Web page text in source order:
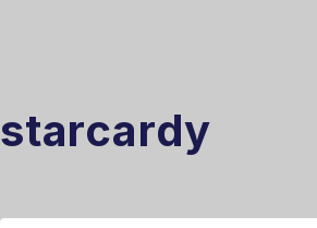
starcardy